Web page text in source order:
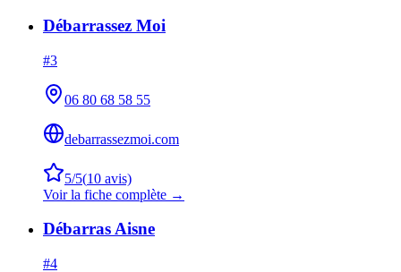
Débarrassez Moi
#3
06 80 68 58 55
debarrassezmoi.com
5/5(10 avis)
Voir la fiche complète →
Débarras Aisne
#4